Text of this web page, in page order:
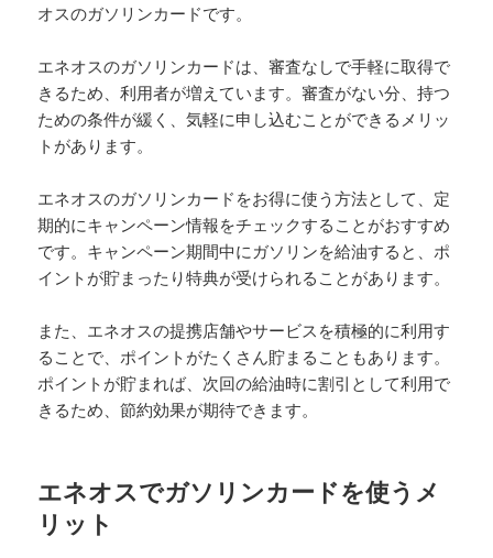
オスのガソリンカードです。
エネオスのガソリンカードは、審査なしで手軽に取得で
きるため、利用者が増えています。審査がない分、持つ
ための条件が緩く、気軽に申し込むことができるメリッ
トがあります。
エネオスのガソリンカードをお得に使う方法として、定
期的にキャンペーン情報をチェックすることがおすすめ
です。キャンペーン期間中にガソリンを給油すると、ポ
イントが貯まったり特典が受けられることがあります。
また、エネオスの提携店舗やサービスを積極的に利用す
ることで、ポイントがたくさん貯まることもあります。
ポイントが貯まれば、次回の給油時に割引として利用で
きるため、節約効果が期待できます。
エネオスでガソリンカードを使うメ
リット